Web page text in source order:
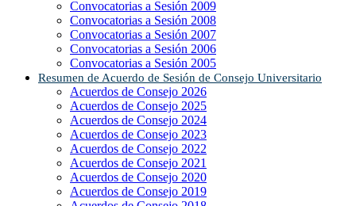
Convocatorias a Sesión 2009
Convocatorias a Sesión 2008
Convocatorias a Sesión 2007
Convocatorias a Sesión 2006
Convocatorias a Sesión 2005
Resumen de Acuerdo de Sesión de Consejo Universitario
Acuerdos de Consejo 2026
Acuerdos de Consejo 2025
Acuerdos de Consejo 2024
Acuerdos de Consejo 2023
Acuerdos de Consejo 2022
Acuerdos de Consejo 2021
Acuerdos de Consejo 2020
Acuerdos de Consejo 2019